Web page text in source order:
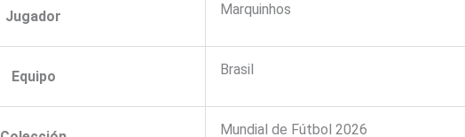
Jugador Marquinhos
Equipo Brasil
Mundial de Fútbol 2026